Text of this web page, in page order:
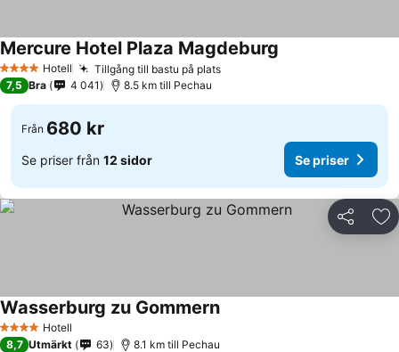
4 StjärnorHotell Tillgång till bastu på platsSe priser
Mercure Hotel Plaza Magdeburg
7,5 Bra 4 041 8.5 km till Pechau
Från 680 kr
Se priser från 12 sidor Se priser
Dela
4 StjärnorHotell
Wasserburg zu GommernSe priser
8,7 Utmärkt 63 8.1 km till Pechau